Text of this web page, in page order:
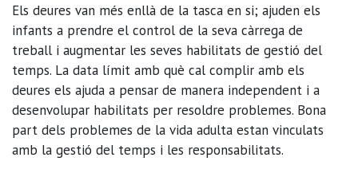
Els deures van més enllà de la tasca en si; ajuden els
infants a prendre el control de la seva càrrega de
treball i augmentar les seves habilitats de gestió del
temps. La data límit amb què cal complir amb els
deures els ajuda a pensar de manera independent i a
desenvolupar habilitats per resoldre problemes. Bona
part dels problemes de la vida adulta estan vinculats
amb la gestió del temps i les responsabilitats.